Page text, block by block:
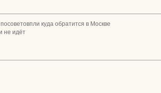
куда обратится в Москве
не идёт